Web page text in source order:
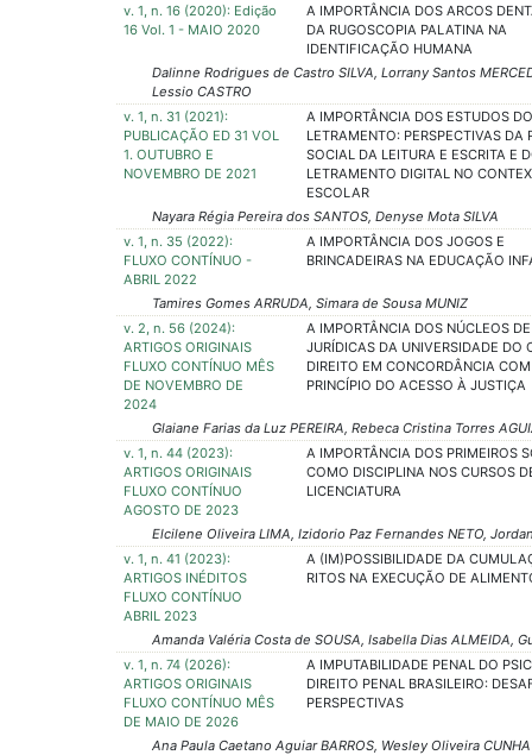
v. 1, n. 16 (2020): Edição
16 Vol. 1 - MAIO 2020
A IMPORTÂNCIA DOS ARCOS
DA RUGOSCOPIA PALATINA NA
IDENTIFICAÇÃO HUMANA
Dalinne Rodrigues de Castro SILVA, Lorrany Santos
Lessio CASTRO
v. 1, n. 31 (2021):
PUBLICAÇÃO ED 31 VOL
1. OUTUBRO E
NOVEMBRO DE 2021
A IMPORTÂNCIA DOS ESTUDOS DO
LETRAMENTO: PERSPECTIVAS DA
SOCIAL DA LEITURA E ESCRITA E
LETRAMENTO DIGITAL NO
ESCOLAR
Nayara Régia Pereira dos SANTOS, Denyse Mota SILVA
v. 1, n. 35 (2022):
FLUXO CONTÍNUO -
ABRIL 2022
A IMPORTÂNCIA DOS JOGOS E
BRINCADEIRAS NA EDUCAÇÃO
Tamires Gomes ARRUDA, Simara de Sousa MUNIZ
v. 2, n. 56 (2024):
ARTIGOS ORIGINAIS
FLUXO CONTÍNUO MÊS
DE NOVEMBRO DE
2024
A IMPORTÂNCIA DOS NÚCLEOS
JURÍDICAS DA UNIVERSIDADE DO
DIREITO EM CONCORDÂNCIA
PRINCÍPIO DO ACESSO À JUSTIÇA
Glaiane Farias da Luz PEREIRA, Rebeca Cristina Torres
v. 1, n. 44 (2023):
ARTIGOS ORIGINAIS
FLUXO CONTÍNUO
AGOSTO DE 2023
A IMPORTÂNCIA DOS PRIMEIROS
COMO DISCIPLINA NOS CURSOS
LICENCIATURA
Elcilene Oliveira LIMA, Izidorio Paz Fernandes NETO,
v. 1, n. 41 (2023):
ARTIGOS INÉDITOS
FLUXO CONTÍNUO
ABRIL 2023
A (IM)POSSIBILIDADE DA
RITOS NA EXECUÇÃO DE
Amanda Valéria Costa de SOUSA, Isabella Dias ALMEIDA,
v. 1, n. 74 (2026):
ARTIGOS ORIGINAIS
FLUXO CONTÍNUO MÊS
DE MAIO DE 2026
A IMPUTABILIDADE PENAL DO
DIREITO PENAL BRASILEIRO:
PERSPECTIVAS
Ana Paula Caetano Aguiar BARROS, Wesley Oliveira CUNHA